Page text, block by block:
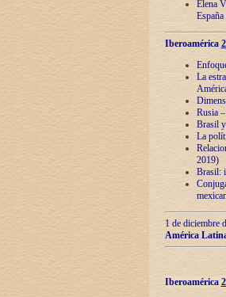
Elena
España
Iberoamérica
La
Rusia
Brasil
La
2019)
Brasil:
1 de diciembre
América
Iberoamérica